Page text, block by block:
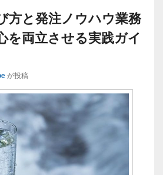
方と発注ノウハウ業務
を両立させる実践ガイ
が投稿